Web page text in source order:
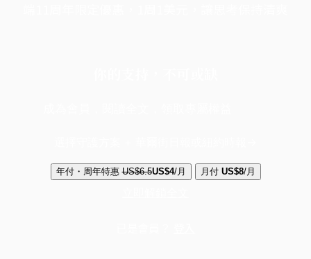
年付・周年特惠 US$6.5US$4/月 月付 US$8/月